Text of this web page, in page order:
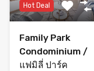
Hot Deal
Family Park
Condominium /
แฟมิลี่ ปาร์ค